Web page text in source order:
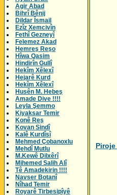
Agir Abad
Bihrî Bênij
Dildar Îsmail
Ezîz Xemcivîn
Fethî Gezneyî
Felemez Akad
Hemreş Reşo
Hîwa Qasim
Hindirîn Gullî
Hekîm Xêlexî
Hejarê Kurd
Hekîm Xêlexî
Husên M. Hebeş
Amade Dive !!!!
Leyla Şemmo
Kiyaksar Temir
Konê Reş
Kovan Sindî
Kalê Kurdîsî
Mehmed Çobanoxlu
Mehdî Mutlu
M.Kewê Dilxêrî
Mihemed Salih Alî
Tê Amadekirin !!!!
Navser Botanî
Nîhad Temir
Royarê Tirbesipîyê